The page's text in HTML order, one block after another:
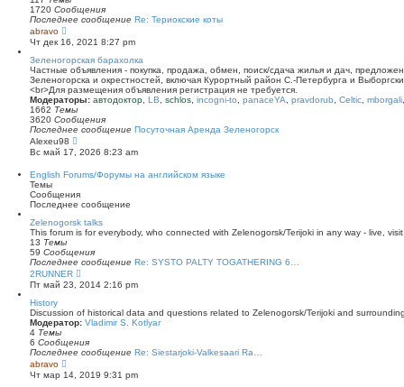
ю
м
у
с
о
о
щ
е
н
и
ю
п
с
л
е
д
н
е
м
у
о
щ
н
1720 Сообщения
Последнее сообщение Re: Териокские коты
abravo
е
р
е
й
т
и
к
п
о
с
л
е
д
е
у
с
о
б
щ
е
н
и
ю
Чт дек 16, 2021 8:27 pm
Зеленогорская барахолка
Частные объявления - покупка, продажа, обмен, поиск/сдача жилья и дач,
Зеленогорска и окрестностей, включая Курортный район С.-Петербурга и
<br>Для размещения объявления регистрация не требуется.
Модераторы: автодоктор LB schlos incogni-to panaceYA pravdorub Celtic mborgali
1662 Темы
3620 Сообщения
Последнее сообщение Посуточная Аренда Зеленогорск
Alexeu98
е
р
й
и
к
п
о
с
е
д
н
е
с
о
б
щ
н
Вс май 17, 2026 8:23 am
English Forums/Форумы на английском языке
Темы
Сообщения
Последнее сообщение
Zelenogorsk talks
This forum is for everybody, who connected with Zelenogorsk/Terijoki in any way - live,
13 Темы
59 Сообщения
Последнее сообщение Re: SYSTO PALTY TOGATHERING 6…
2RUNNER
е
р
й
т
к
п
с
л
Пт май 23, 2014 2:16 pm
History
Discussion of historical data and questions related to Zelenogorsk/Terijoki and
Модератор: Vladimir S. Kotlyar
4 Темы
6 Сообщения
Последнее сообщение Re: Siestarjoki-Valkesaari Ra…
abravo
е
р
Чт мар 14, 2019 9:31 pm